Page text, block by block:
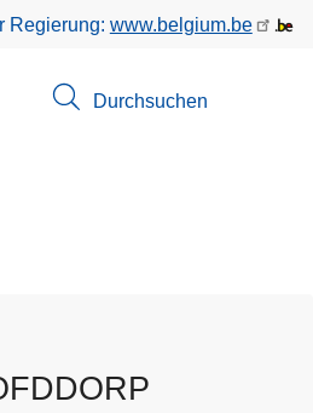
Regierung: www.belgium.be
Durchsuchen